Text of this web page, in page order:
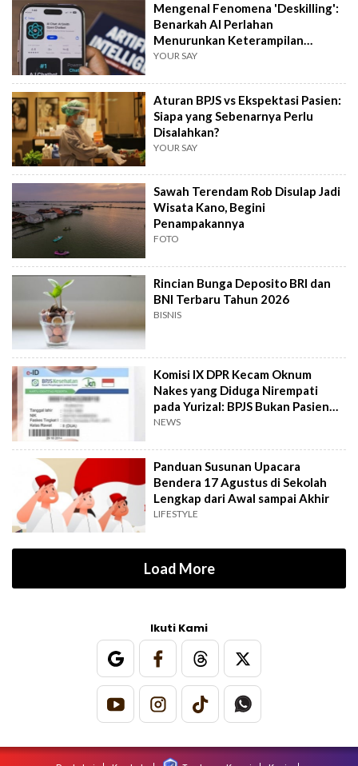
Mengenal Fenomena 'Deskilling':
Benarkah AI Perlahan
Menurunkan Keterampilan
Berpikir Manusia?
YOUR SAY
Aturan BPJS vs Ekspektasi Pasien:
Siapa yang Sebenarnya Perlu
Disalahkan?
YOUR SAY
Sawah Terendam Rob Disulap Jadi
Wisata Kano, Begini
Penampakannya
FOTO
Rincian Bunga Deposito BRI dan
BNI Terbaru Tahun 2026
BISNIS
Komisi IX DPR Kecam Oknum
Nakes yang Diduga Nirempati
pada Yurizal: BPJS Bukan Pasien
Kelas Dua
NEWS
Panduan Susunan Upacara
Bendera 17 Agustus di Sekolah
Lengkap dari Awal sampai Akhir
LIFESTYLE
Load More
Ikuti Kami